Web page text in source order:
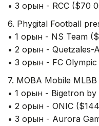
• 3 орын - RCC ($70
6. Phygital Football
• 1 орын - NS Team
• 2 орын - Quetzales-
• 3 орын - FC
7. MOBA Mobile
• 1 орын - Bigetron by
• 2 орын - ONIC
• 3 орын - Aurora